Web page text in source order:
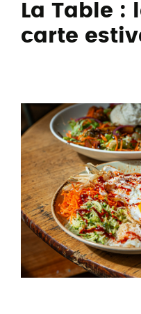
La Table :
carte